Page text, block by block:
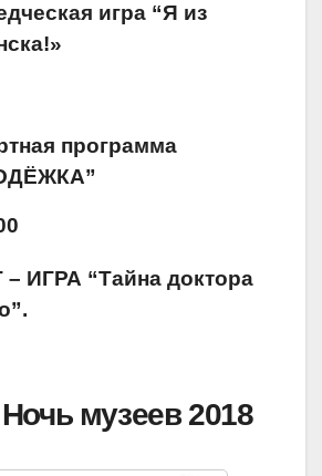
игра “Я из
программа
ИГРА “Тайна доктора
музеев 2018